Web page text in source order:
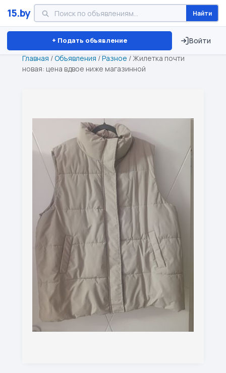
15.by Найти
+ Подать объявление Войти
Минск Витебск Брест ⏱ ТОЛЬКО 15 ДНЕЙ
Главная /Объявления /Разное /Жилетка почти
новая: цена вдвое ниже магазинной